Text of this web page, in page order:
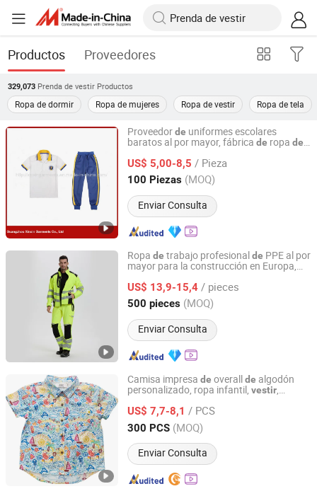
Productos Proveedores
329,073 Prenda de vestir Productos
Ropa de dormir Ropa de mujeres Ropa de vestir Ropa de tela
Proveedorde uniformes escolares
baratos al por mayor, fábrica de ropa de
US$ 5,00-8,5 / Pieza
100 Piezas (MOQ)
Enviar Consulta
Guangzhou Xinxin Garments Co., Ltd.
Guangdong, China Desde 2017
Ropa de trabajo profesionalde PPE al por
mayor para la construcción en Europa,
deseguridad para la construcción
US$ 13,9-15,4 / pieces
500 pieces (MOQ)
Enviar Consulta
Xinxiang Xinke Protective Technology Co.,Ltd.
Henan, China Desde 2024
Camisa impresa de overallde algodón
personalizado, ropa infantil, vestir,
US$ 7,7-8,1 / PCS
300 PCS (MOQ)
Enviar Consulta
NINGBO RELAN IMP. & EXP. CO., LTD.
Zhejiang, China Desde 2020